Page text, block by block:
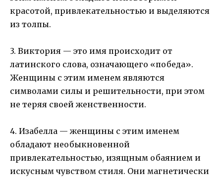
красотой, привлекательностью и выделяются
из толпы.
3. Виктория — это имя происходит от
латинского слова, означающего «победа».
Женщины с этим именем являются
символами силы и решительности, при этом
не теряя своей женственности.
4. Изабелла — женщины с этим именем
обладают необыкновенной
привлекательностью, изящным обаянием и
искусным чувством стиля. Они магнетически